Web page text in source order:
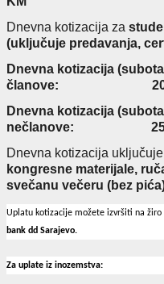
Dnevna kotizacija za
(uključuje predavanja,
Dnevna kotizacija
članove:
Dnevna kotizacija
nečlanove:
Dnevna kotizacija
kongresne materijale,
svečanu večeru (bez
Uplatu kotizacije možete izvršiti na žiro
bank dd Sarajevo.
Za uplate iz inozemstva: